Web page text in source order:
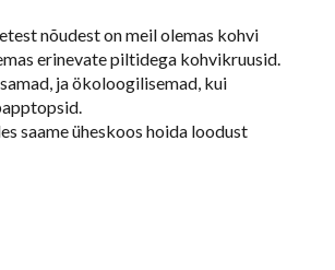
nõudest on meil olemas kohvi
erinevate piltidega kohvikruusid.
ja ökoloogilisemad, kui
saame üheskoos hoida loodust